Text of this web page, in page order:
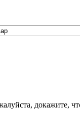
докажите,